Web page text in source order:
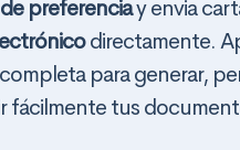
preferenciay envia
directamente.
para generar,
fácilmente tus